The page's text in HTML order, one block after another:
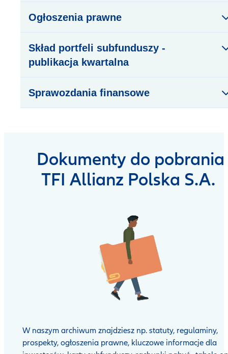
Ogłoszenia prawne
Skład portfeli subfunduszy -
publikacja kwartalna
Sprawozdania finansowe
Dokumenty do pobrania
TFI Allianz Polska S.A.
W naszym archiwum znajdziesz np. statuty, regulaminy,
prospekty, ogłoszenia prawne, kluczowe informacje dla